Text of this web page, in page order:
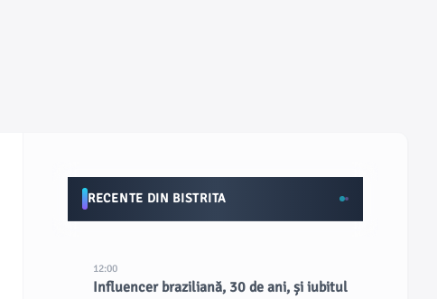
RECENTE DIN BISTRITA
12:00
Influencer braziliană, 30 de ani, și iubitul